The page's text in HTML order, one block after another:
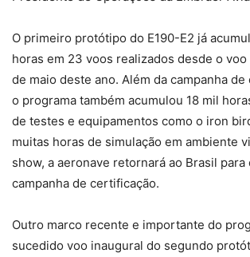
O primeiro protótipo do E190-E2 já
horas em 23 voos realizados desde o
de maio deste ano. Além da campanha de
o programa também acumulou 18 mil
de testes e equipamentos como o iron
muitas horas de simulação em ambiente
show, a aeronave retornará ao Brasil para
campanha de certificação.
Outro marco recente e importante do
sucedido voo inaugural do segundo